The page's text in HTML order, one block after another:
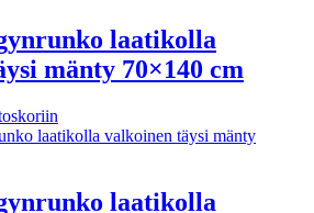
laatikolla
mänty 70×140 cm
laatikolla